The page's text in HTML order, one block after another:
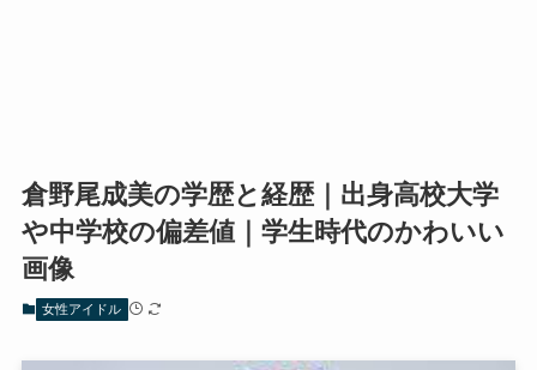
倉野尾成美の学歴と経歴｜出身高校大学
や中学校の偏差値｜学生時代のかわいい
画像
女性アイドル